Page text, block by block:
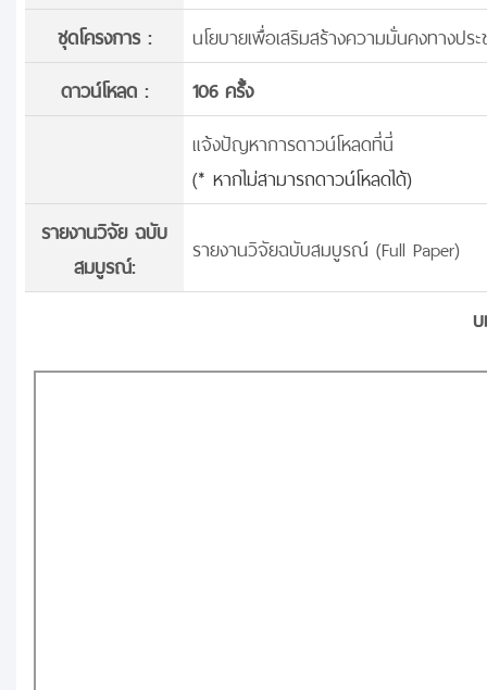
ชุดโครงการ :
นโยบายเพื่อเสริมสร้างความมั่นคงทางปร
ดาวน์โหลด :
106 ครั้้ง
แจ้งปัญหาการดาวน์โหลดที่นี่
(* หากไม่สามารถดาวน์โหลดได้)
รายงานวิจัย ฉบับ
สมบูรณ์:
รายงานวิจัยฉบับสมบูรณ์ (Full Paper)